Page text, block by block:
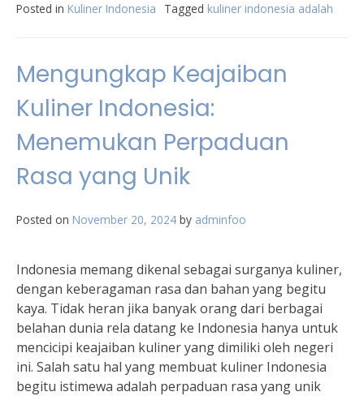
Posted in Kuliner Indonesia Tagged kuliner indonesia adalah
Mengungkap Keajaiban
Kuliner Indonesia:
Menemukan Perpaduan
Rasa yang Unik
Posted on November 20, 2024 by adminfoo
Indonesia memang dikenal sebagai surganya kuliner,
dengan keberagaman rasa dan bahan yang begitu
kaya. Tidak heran jika banyak orang dari berbagai
belahan dunia rela datang ke Indonesia hanya untuk
mencicipi keajaiban kuliner yang dimiliki oleh negeri
ini. Salah satu hal yang membuat kuliner Indonesia
begitu istimewa adalah perpaduan rasa yang unik